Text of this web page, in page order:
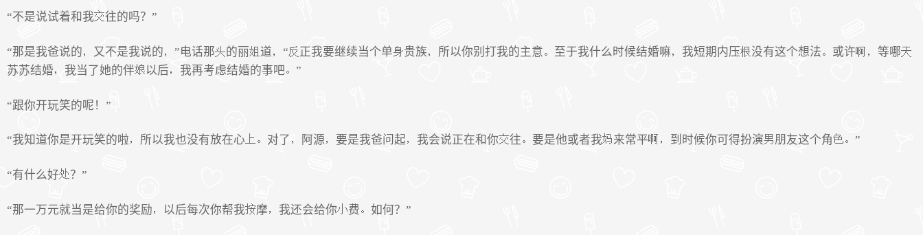
“不是说试着和我 往的吗？”
“那是我爸说的 又不是我说的 ”电话那 的丽 道 “ 正我要继续当个单 贵族 所以你别打我的主意 至于我什么时候结婚嘛 我短期内压 没有这个想法 或许
等哪
苏苏结婚
我当了她的伴 以后 我再考虑结婚的事吧 ”
“跟你开玩笑的呢！”
“我知道你是开玩笑的啦 所以我也没有放在心 对了 阿源 要是我爸问起 我会说正在和你 往 要是他或者我 来常平 到时候你可得扮演 朋友这个角 ”
“有什么好 ？”
“那一万元就当是给你的奖励 以后每次你帮我 摩 我还会给你 费 如何？”